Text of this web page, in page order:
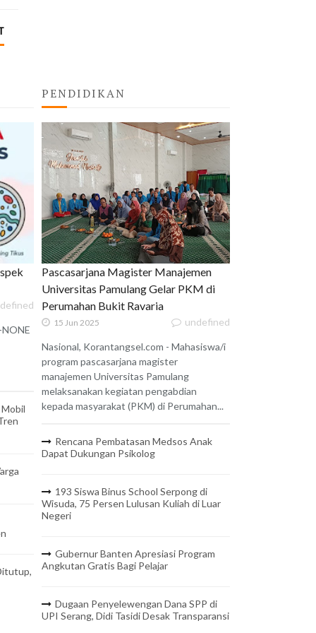
PENDIDIKAN
Pascasarjana Magister Manajemen
Universitas Pamulang Gelar PKM di
Perumahan Bukit Ravaria
15 Jun 2025 undefined
Nasional, Korantangsel.com - Mahasiswa/i
program pascasarjana magister
manajemen Universitas Pamulang
melaksanakan kegiatan pengabdian
kepada masyarakat (PKM) di Perumahan...
Rencana Pembatasan Medsos Anak
Dapat Dukungan Psikolog
193 Siswa Binus School Serpong di
Wisuda, 75 Persen Lulusan Kuliah di Luar
Negeri
Gubernur Banten Apresiasi Program
Angkutan Gratis Bagi Pelajar
Dugaan Penyelewengan Dana SPP di
UPI Serang, Didi Tasidi Desak Transparansi